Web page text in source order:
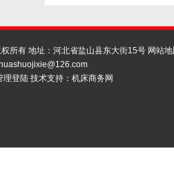
所有 地址：河北省盐山县东大街15号 网站
huashuojixie@126.com
理登陆 技术支持： 机床商务网